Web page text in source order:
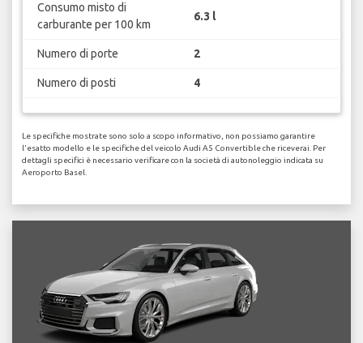
Consumo misto di
carburante per 100 km
6.3 l
Numero di porte 2
Numero di posti 4
Le specifiche mostrate sono solo a scopo informativo, non possiamo garantire
l'esatto modello e le specifiche del veicolo Audi A5 Convertible che riceverai. Per
dettagli specifici è necessario verificare con la società di autonoleggio indicata su
Aeroporto Basel.